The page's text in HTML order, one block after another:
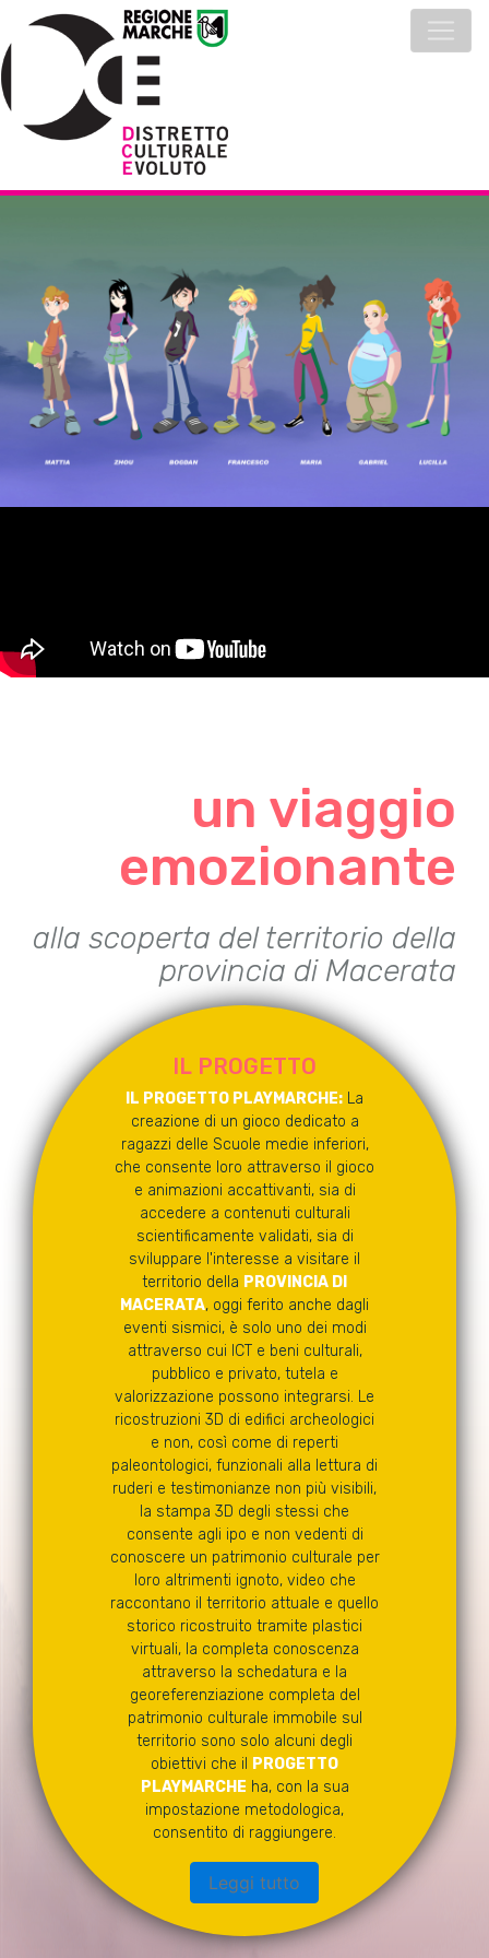
un viaggio
emozionante
alla scoperta del territorio della
provincia di Macerata
IL PROGETTO
IL PROGETTO PLAYMARCHE: La
creazione di un gioco dedicato a
ragazzi delle Scuole medie inferiori,
che consente loro attraverso il gioco
e animazioni accattivanti, sia di
accedere a contenuti culturali
scientificamente validati, sia di
sviluppare l'interesse a visitare il
territorio della PROVINCIA DI
MACERATA, oggi ferito anche dagli
eventi sismici, è solo uno dei modi
attraverso cui ICT e beni culturali,
pubblico e privato, tutela e
valorizzazione possono integrarsi. Le
ricostruzioni 3D di edifici archeologici
e non, così come di reperti
paleontologici, funzionali alla lettura di
ruderi e testimonianze non più visibili,
la stampa 3D degli stessi che
consente agli ipo e non vedenti di
conoscere un patrimonio culturale per
loro altrimenti ignoto, video che
raccontano il territorio attuale e quello
storico ricostruito tramite plastici
virtuali, la completa conoscenza
attraverso la schedatura e la
georeferenziazione completa del
patrimonio culturale immobile sul
territorio sono solo alcuni degli
obiettivi che il
PROGETTO
PLAYMARCHE ha, con la sua
impostazione metodologica,
consentito di raggiungere.
Leggi tutto